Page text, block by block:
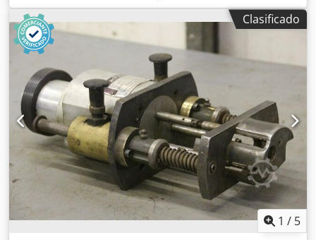
Portaherramientas: Ø 20 x 30 mm -Dimensiones: Ø 120/165
mm -Peso: 2,2 kg
Clasificado
1 / 5